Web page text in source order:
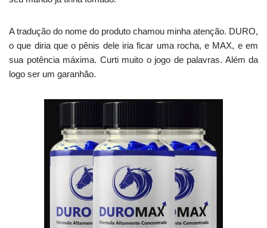
A tradução do nome do produto chamou minha atenção. DURO,
o que diria que o pênis dele iria ficar uma rocha, e MAX, e em
sua potência máxima. Curti muito o jogo de palavras. Além da
logo ser um garanhão.